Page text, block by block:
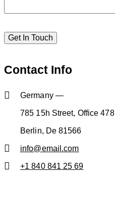
Contact Info
Germany —
785 15h Street, Office 478
Berlin, De 81566
info@email.com
+1 840 841 25 69